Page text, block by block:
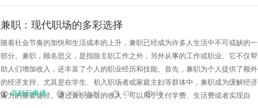
兼职：现代职场的多彩选择
随着社会节奏的加快和生活成本的上升，兼职已经成为许多人生活中不可或缺的一
部分。兼职，顾名思义，是指除主职工作之外，另外从事的工作或职业。它不仅帮
助人们增加收入，还丰富了个人的职业经历和技能。首先，兼职为个人提供了额外
的经济支持。尤其是在学生、初入职场者或家庭主妇等群体中，兼职成为缓解经济
压力的重要途径。通过兼职赚取的收入，可以用于支付学费、生活费或者实现自
高邮百事通 2025-11-24 450 10